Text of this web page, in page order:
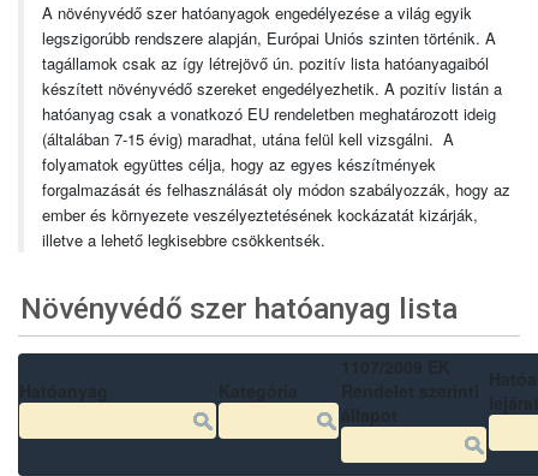
A növényvédő szer hatóanyagok engedélyezése a világ egyik
legszigorúbb rendszere alapján, Európai Uniós szinten történik. A
tagállamok csak az így létrejövő ún. pozitív lista hatóanyagaiból
készített növényvédő szereket engedélyezhetik. A pozitív listán a
hatóanyag csak a vonatkozó EU rendeletben meghatározott ideig
(általában 7-15 évig) maradhat, utána felül kell vizsgálni. A
folyamatok együttes célja, hogy az egyes készítmények
forgalmazását és felhasználását oly módon szabályozzák, hogy az
ember és környezete veszélyeztetésének kockázatát kizárják,
illetve a lehető legkisebbre csökkentsék.
Növényvédő szer hatóanyag lista